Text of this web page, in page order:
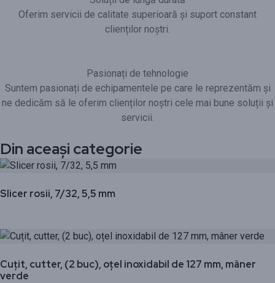
Oferim servicii de calitate superioară și suport constant
clienților noștri.
Pasionați de tehnologie
Suntem pasionați de echipamentele pe care le reprezentăm și
ne dedicăm să le oferim clienților noștri cele mai bune soluții și
servicii.
Din aceași categorie
Slicer rosii, 7/32, 5,5 mm
Cuțit, cutter, (2 buc), oțel inoxidabil de 127 mm, mâner
verde